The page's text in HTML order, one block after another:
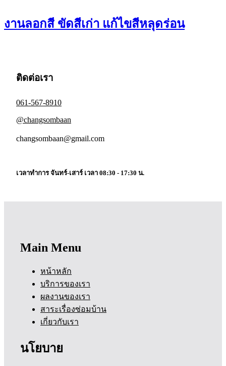
งานลอกสี ขัดสีเก่า แก้ไขสีหลุดร่อน
ติดต่อเรา
061-567-8910
@changsombaan
changsombaan@gmail.com
เวลาทำการ จันทร์-เสาร์ เวลา 08:30 - 17:30 น.
Main Menu
หน้าหลัก
บริการของเรา
ผลงานของเรา
สาระเรื่องซ่อมบ้าน
เกี่ยวกับเรา
นโยบาย